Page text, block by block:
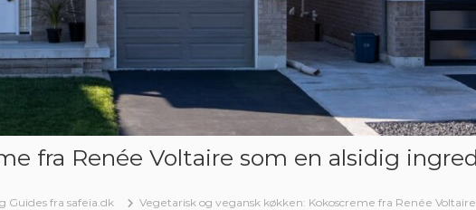
fra Renée Voltaire som en alsidig
Guides fra safeia.dk Vegetarisk og vegansk køkken: Kokoscreme fra Renée